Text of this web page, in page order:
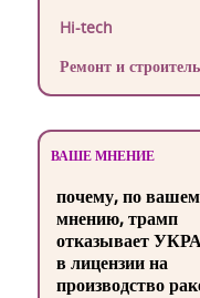
Hi-tech
Ремонт и
ВАШЕ МНЕНИЕ
почему, по
мнению, трамп
отказывает
в лицензии на
производство